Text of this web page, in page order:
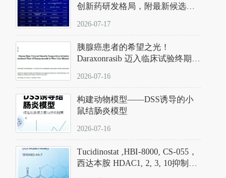
创新药研发格局，附最新候选分
2026-07-17
胰腺癌患者的希望之光！
Daraxonrasib 迈入临床试验终期阶
2026-07-16
构建动物模型——DSS诱导的小
鼠结肠炎模型
2026-07-16
Tucidinostat ,HBI-8000, CS-055，
西达本胺 HDAC1, 2, 3, 10抑制剂